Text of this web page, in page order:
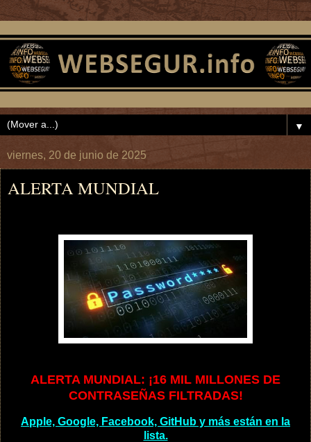
▼
viernes, 20 de junio de 2025
ALERTA MUNDIAL
ALERTA MUNDIAL: ¡16 MIL MILLONES DE
CONTRASEÑAS FILTRADAS!
Apple, Google, Facebook, GitHub y más están en la
lista.